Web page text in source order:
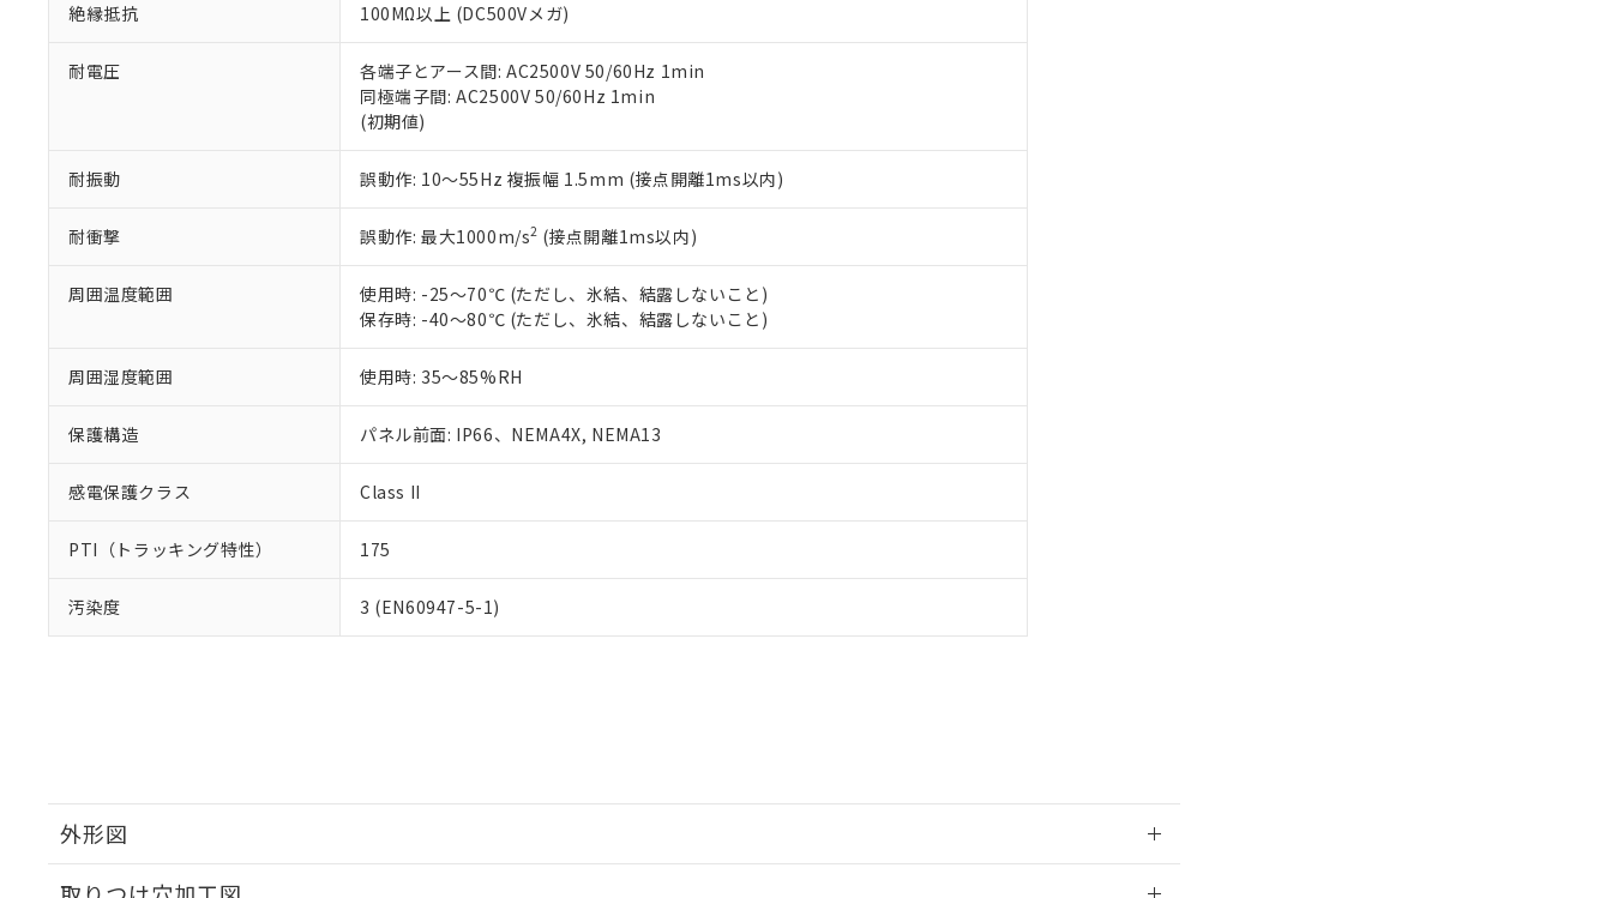
絶縁抵抗 100MΩ以上 (DC500Vメガ)
耐電圧
各端子とアース間: AC2500V 50/60Hz 1min
同極端子間: AC2500V 50/60Hz 1min
(初期値)
耐振動 誤動作: 10～55Hz 複振幅 1.5mm (接点開離1ms以内)
耐衝撃 誤動作: 最大1000m/s2 (接点開離1ms以内)
周囲温度範囲
使用時: -25～70℃ (ただし、氷結、結露しないこと)
保存時: -40～80℃ (ただし、氷結、結露しないこと)
周囲湿度範囲 使用時: 35～85%RH
保護構造 パネル前面: IP66、NEMA4X, NEMA13
感電保護クラス Class II
PTI（トラッキング特性） 175
汚染度 3 (EN60947-5-1)
外形図
さい。
※当社の共同利用者とは、"個人情報の共同利用に関して"
の「1.共同利用者の範囲」に記載されて
いる法人を指します。
下記の非含有証明書をダウンロードすることができます。
EU RoHS指令（10物質）の非含有証明書
51物質の非含有証明書（当社基準）
※本証明書は発行日時点で非含有を証明するもので、過去に遡って非含有を証明するものではありません。
また、RoHS指令のフタル酸エステル類４物質の対応では、対応完了までの期間は出荷製品に未対応品が
混在することから備考欄に対応日を記載しておりました。
り割愛しております。